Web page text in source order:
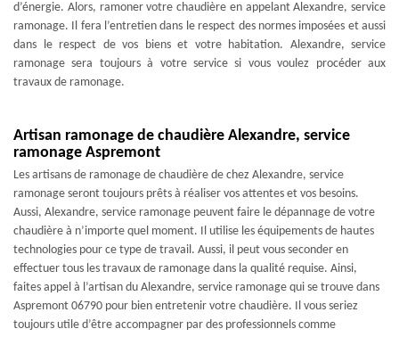
d’énergie. Alors, ramoner votre chaudière en appelant Alexandre, service
ramonage. Il fera l’entretien dans le respect des normes imposées et aussi
dans le respect de vos biens et votre habitation. Alexandre, service
ramonage sera toujours à votre service si vous voulez procéder aux
travaux de ramonage.
Artisan ramonage de chaudière Alexandre, service
ramonage Aspremont
Les artisans de ramonage de chaudière de chez Alexandre, service
ramonage seront toujours prêts à réaliser vos attentes et vos besoins.
Aussi, Alexandre, service ramonage peuvent faire le dépannage de votre
chaudière à n’importe quel moment. Il utilise les équipements de hautes
technologies pour ce type de travail. Aussi, il peut vous seconder en
effectuer tous les travaux de ramonage dans la qualité requise. Ainsi,
faites appel à l’artisan du Alexandre, service ramonage qui se trouve dans
Aspremont 06790 pour bien entretenir votre chaudière. Il vous seriez
toujours utile d’être accompagner par des professionnels comme